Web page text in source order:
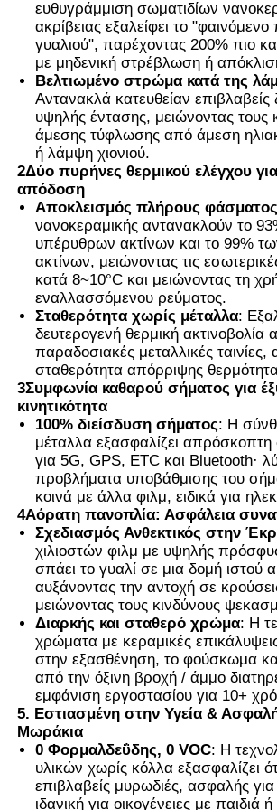
Θερμοχρωματική ταινία PVB
ευθυγράμμιση σωματιδίων
ακρίβειας εξαλείφει το
γυαλιού", παρέχοντας 200% πιο
με μηδενική στρέβλωση ή
Βελτιωμένο στρώμα κατά της
Αντανακλά κατευθείαν
υψηλής έντασης, μειώνοντας τους
άμεσης τύφλωσης από άμεση
ή λάμψη χιονιού.
2Δύο πυρήνες θερμικού ελέγχου
απόδοση
Αποκλεισμός πλήρους φάσματος
νανοκεραμικής αντανακλούν το
υπέρυθρων ακτίνων και το 99%
ακτίνων, μειώνοντας τις
κατά 8~10°C και μειώνοντας τη
εναλλασσόμενου ρεύματος.
Σταθερότητα χωρίς μέταλλα:
δευτερογενή θερμική ακτινοβολία
παραδοσιακές μεταλλικές ταινίες,
σταθερότητα απόρριψης
3Συμφωνία καθαρού σήματος για
κινητικότητα
100% διείσδυση σήματος: Η
μέταλλα εξασφαλίζει απρόσκοπτη
για 5G, GPS, ETC και Bluetooth·
προβλήματα υποβάθμισης του
κοινά με άλλα φιλμ, ειδικά για
4Αόρατη πανοπλία: Ασφάλεια
Σχεδιασμός Ανθεκτικός στην
χιλιοστών φιλμ με υψηλής
σπάει το γυαλί σε μια δομή ιστού
αυξάνοντας την αντοχή σε
μειώνοντας τους κινδύνους
Διαρκής και σταθερό χρώμα: Η
χρώματα με κεραμικές επικάλυψεις
στην εξασθένηση, το φούσκωμα
από την όξινη βροχή / άμμο
εμφάνιση εργοστασίου για 10+
5. Εστιασμένη στην Υγεία &
Μωράκια
0 Φορμαλδεΰδης, 0 VOC: Η
υλικών χωρίς κόλλα εξασφαλίζει
επιβλαβείς μυρωδιές, ασφαλής
ιδανική για οικογένειες με παιδιά